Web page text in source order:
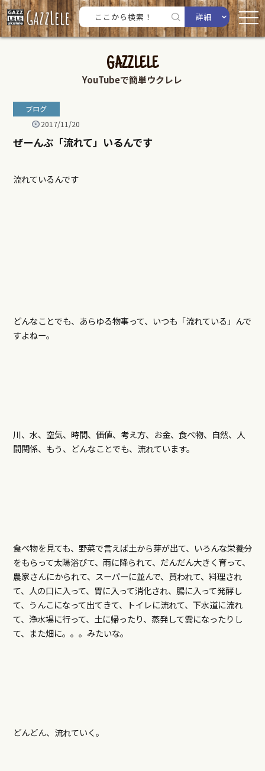
詳細
GAZZLELE
YouTubeで簡単ウクレレ
ブログ
2017/11/20
ぜーんぶ「流れて」いるんです
流れているんです
どんなことでも、あらゆる物事って、いつも「流れている」んで
すよねー。
川、水、空気、時間、価値、考え方、お金、食べ物、自然、人
間関係、もう、どんなことでも、流れています。
食べ物を見ても、野菜で言えば土から芽が出て、いろんな栄養分
をもらって太陽浴びて、雨に降られて、だんだん大きく育って、
農家さんにかられて、スーパーに並んで、買われて、料理され
て、人の口に入って、胃に入って消化され、腸に入って発酵し
て、うんこになって出てきて、トイレに流れて、下水道に流れ
て、浄水場に行って、土に帰ったり、蒸発して雲になったりし
て、また畑に。。。みたいな。
どんどん、流れていく。